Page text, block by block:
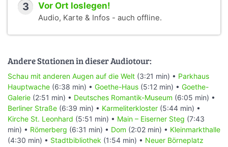
3 Vor Ort loslegen!
Audio, Karte & Infos - auch offline.
Andere Stationen in dieser Audiotour:
Schau mit anderen Augen auf die Welt (3:21 min) • Parkhaus
Hauptwache (6:38 min) • Goethe-Haus (5:12 min) • Goethe-
Galerie (2:51 min) • Deutsches Romantik-Museum (6:05 min) •
Berliner Straße (6:39 min) • Karmeliterkloster (5:44 min) •
Kirche St. Leonhard (5:51 min) • Main – Eiserner Steg (7:43
min) • Römerberg (6:31 min) • Dom (2:02 min) • Kleinmarkthalle
(4:30 min) • Stadtbibliothek (1:54 min) • Neuer Börneplatz